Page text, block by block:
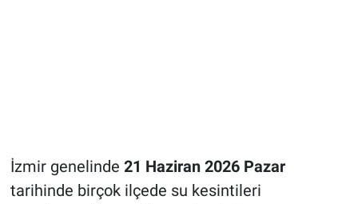
İzmir genelinde 21 Haziran 2026 Pazar
tarihinde birçok ilçede su kesintileri